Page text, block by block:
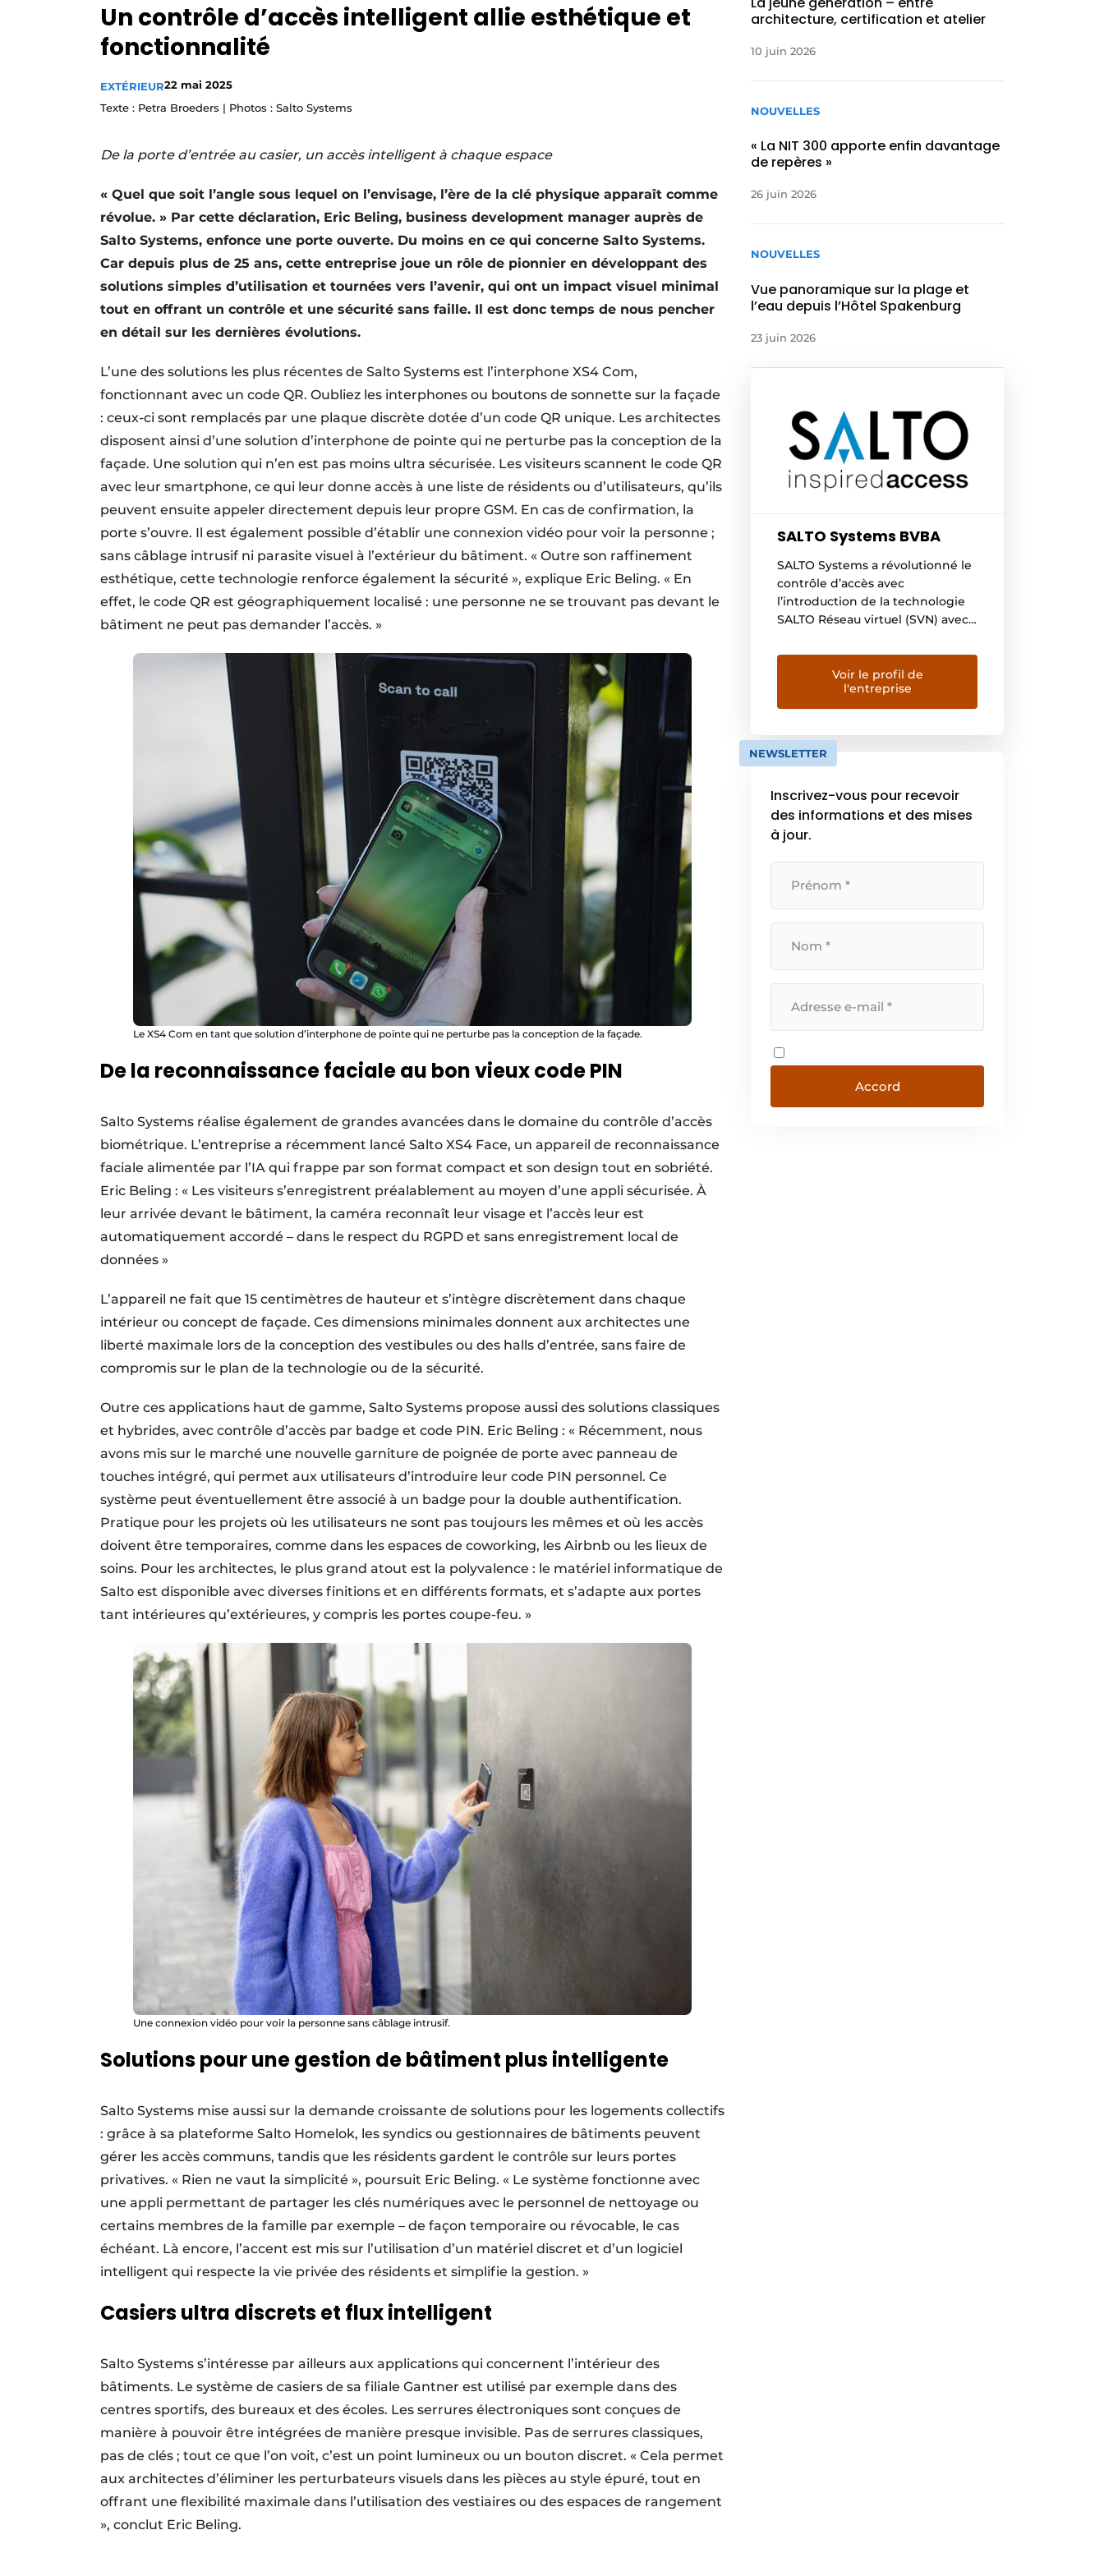
Privacy / Cookie statement
S’inscrire à l’événement
Termes et conditions
Un contrôle d’accès intelligent allie esthétique et
fonctionnalité
EXTÉRIEUR22 mai 2025
Texte : Petra Broeders | Photos : Salto Systems
De la porte d’entrée au casier, un accès intelligent à chaque espace
« Quel que soit l’angle sous lequel on l’envisage, l’ère de la clé physique apparaît comme
révolue. » Par cette déclaration, Eric Beling, business development manager auprès de
Salto Systems, enfonce une porte ouverte. Du moins en ce qui concerne Salto Systems.
Car depuis plus de 25 ans, cette entreprise joue un rôle de pionnier en développant des
solutions simples d’utilisation et tournées vers l’avenir, qui ont un impact visuel minimal
tout en offrant un contrôle et une sécurité sans faille. Il est donc temps de nous pencher
en détail sur les dernières évolutions.
L’une des solutions les plus récentes de Salto Systems est l’interphone XS4 Com,
fonctionnant avec un code QR. Oubliez les interphones ou boutons de sonnette sur la façade
: ceux-ci sont remplacés par une plaque discrète dotée d’un code QR unique. Les architectes
disposent ainsi d’une solution d’interphone de pointe qui ne perturbe pas la conception de la
façade. Une solution qui n’en est pas moins ultra sécurisée. Les visiteurs scannent le code QR
avec leur smartphone, ce qui leur donne accès à une liste de résidents ou d’utilisateurs, qu’ils
peuvent ensuite appeler directement depuis leur propre GSM. En cas de confirmation, la
porte s’ouvre. Il est également possible d’établir une connexion vidéo pour voir la personne ;
sans câblage intrusif ni parasite visuel à l’extérieur du bâtiment. « Outre son raffinement
esthétique, cette technologie renforce également la sécurité », explique Eric Beling. « En
effet, le code QR est géographiquement localisé : une personne ne se trouvant pas devant le
bâtiment ne peut pas demander l’accès. »
Le XS4 Com en tant que solution d’interphone de pointe qui ne perturbe pas la conception de la façade.
De la reconnaissance faciale au bon vieux code PIN
Salto Systems réalise également de grandes avancées dans le domaine du contrôle d’accès
biométrique. L’entreprise a récemment lancé Salto XS4 Face, un appareil de reconnaissance
faciale alimentée par l’IA qui frappe par son format compact et son design tout en sobriété.
Eric Beling : « Les visiteurs s’enregistrent préalablement au moyen d’une appli sécurisée. À
leur arrivée devant le bâtiment, la caméra reconnaît leur visage et l’accès leur est
automatiquement accordé – dans le respect du RGPD et sans enregistrement local de
données »
L’appareil ne fait que 15 centimètres de hauteur et s’intègre discrètement dans chaque
intérieur ou concept de façade. Ces dimensions minimales donnent aux architectes une
liberté maximale lors de la conception des vestibules ou des halls d’entrée, sans faire de
compromis sur le plan de la technologie ou de la sécurité.
Outre ces applications haut de gamme, Salto Systems propose aussi des solutions classiques
et hybrides, avec contrôle d’accès par badge et code PIN. Eric Beling : « Récemment, nous
avons mis sur le marché une nouvelle garniture de poignée de porte avec panneau de
touches intégré, qui permet aux utilisateurs d’introduire leur code PIN personnel. Ce
système peut éventuellement être associé à un badge pour la double authentification.
Pratique pour les projets où les utilisateurs ne sont pas toujours les mêmes et où les accès
doivent être temporaires, comme dans les espaces de coworking, les Airbnb ou les lieux de
soins. Pour les architectes, le plus grand atout est la polyvalence : le matériel informatique de
Salto est disponible avec diverses finitions et en différents formats, et s’adapte aux portes
tant intérieures qu’extérieures, y compris les portes coupe-feu. »
Une connexion vidéo pour voir la personne sans câblage intrusif.
Solutions pour une gestion de bâtiment plus intelligente
Salto Systems mise aussi sur la demande croissante de solutions pour les logements collectifs
: grâce à sa plateforme Salto Homelok, les syndics ou gestionnaires de bâtiments peuvent
gérer les accès communs, tandis que les résidents gardent le contrôle sur leurs portes
privatives. « Rien ne vaut la simplicité », poursuit Eric Beling. « Le système fonctionne avec
une appli permettant de partager les clés numériques avec le personnel de nettoyage ou
certains membres de la famille par exemple – de façon temporaire ou révocable, le cas
échéant. Là encore, l’accent est mis sur l’utilisation d’un matériel discret et d’un logiciel
intelligent qui respecte la vie privée des résidents et simplifie la gestion. »
Casiers ultra discrets et flux intelligent
Salto Systems s’intéresse par ailleurs aux applications qui concernent l’intérieur des
bâtiments. Le système de casiers de sa filiale Gantner est utilisé par exemple dans des
centres sportifs, des bureaux et des écoles. Les serrures électroniques sont conçues de
manière à pouvoir être intégrées de manière presque invisible. Pas de serrures classiques,
pas de clés ; tout ce que l’on voit, c’est un point lumineux ou un bouton discret. « Cela permet
aux architectes d’éliminer les perturbateurs visuels dans les pièces au style épuré, tout en
offrant une flexibilité maximale dans l’utilisation des vestiaires ou des espaces de rangement
», conclut Eric Beling.
architecture, certification et atelier
10 juin 2026
NOUVELLES
« La NIT 300 apporte enfin davantage
de repères »
26 juin 2026
NOUVELLES
Vue panoramique sur la plage et
l’eau depuis l’Hôtel Spakenburg
23 juin 2026
SALTO Systems BVBA
SALTO Systems a révolutionné le
contrôle d’accès avec
l’introduction de la technologie
SALTO Réseau virtuel (SVN) avec
première serrure intelligente
autonome sans fil, alimentée par
pile, en 2001. Depuis près de 20
ans, SALTO est synonyme de
d’applications autonomes,
basées sur le cloud et […]
Voir le profil de
l'entreprise
NEWSLETTER
Inscrivez-vous pour recevoir
des informations et des mises
à jour.
Accord